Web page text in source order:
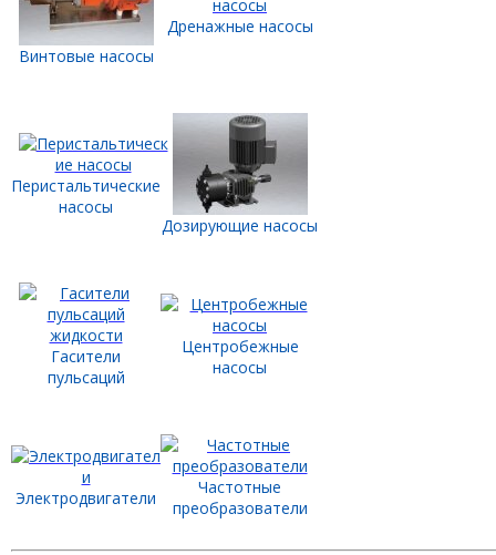
Винтовые насосы
Дренажные насосы
Перистальтические
насосы
Дозирующие насосы
Гасители
пульсаций
Центробежные
насосы
Электродвигатели
Частотные
преобразователи